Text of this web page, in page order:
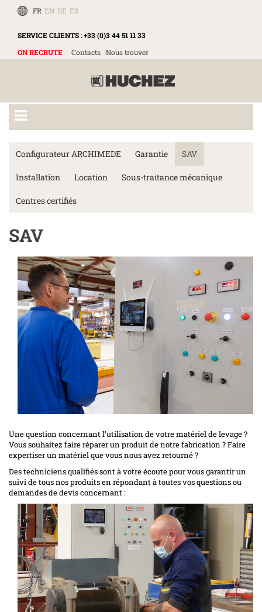
FR EN DE ES
SERVICE CLIENTS:+33 (0)3 44 51 11 33
ON RECRUTE
Contacts Nous trouver
Configurateur ARCHIMEDE Garantie SAV
Installation Location Sous-traitance mécanique
Centres certifiés
SAV
Une question concernant l’utilisation de votre matériel de levage ?
Vous souhaitez faire réparer un produit de notre fabrication ? Faire
expertiser un matériel que vous nous avez retourné ?
Des techniciens qualifiés sont à votre écoute pour vous garantir un
suivi de tous nos produits en répondant à toutes vos questions ou
demandes de devis concernant :